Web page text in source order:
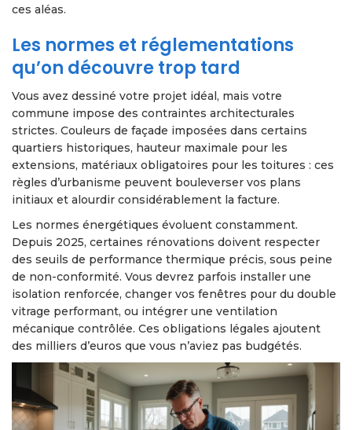
ces aléas.
Les normes et réglementations
qu’on découvre trop tard
Vous avez dessiné votre projet idéal, mais votre
commune impose des contraintes architecturales
strictes. Couleurs de façade imposées dans certains
quartiers historiques, hauteur maximale pour les
extensions, matériaux obligatoires pour les toitures : ces
règles d’urbanisme peuvent bouleverser vos plans
initiaux et alourdir considérablement la facture.
Les normes énergétiques évoluent constamment.
Depuis 2025, certaines rénovations doivent respecter
des seuils de performance thermique précis, sous peine
de non-conformité. Vous devrez parfois installer une
isolation renforcée, changer vos fenêtres pour du double
vitrage performant, ou intégrer une ventilation
mécanique contrôlée. Ces obligations légales ajoutent
des milliers d’euros que vous n’aviez pas budgétés.